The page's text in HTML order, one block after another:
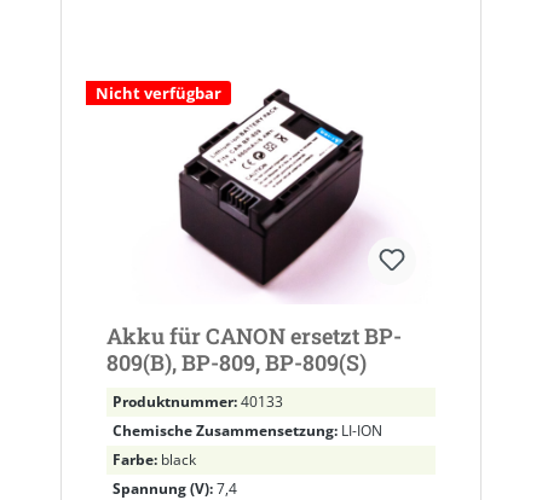
Nicht verfügbar
Akku für CANON ersetzt BP-
809(B), BP-809, BP-809(S)
Produktnummer:40133
Chemische Zusammensetzung: LI-ION
Farbe: black
Spannung (V):7,4